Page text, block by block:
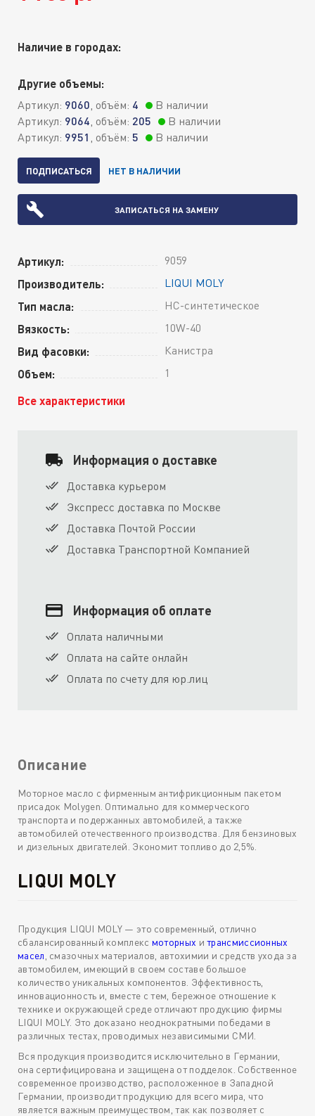
Наличие в городах:
Другие объемы:
Артикул: 9060, объём: 4
В наличии
Артикул: 9064, объём: 205
В наличии
Артикул: 9951 , объём: 5 В наличии
ПОДПИСАТЬСЯ НЕТ В НАЛИЧИИ
ЗАПИСАТЬСЯ НА ЗАМЕНУ
Артикул: 9059
Производитель: LIQUI MOLY
Тип масла: HC-синтетическое
Вязкость: 10W-40
Вид фасовки: Канистра
Объем: 1
Все характеристики
Информация о доставке
Доставка курьером
Экспресс доставка по Москве
Доставка Почтой России
Доставка Транспортной Компанией
Информация об оплате
Оплата наличными
Оплата на сайте онлайн
Оплата по счету для юр.лиц
Описание
Моторное масло с фирменным антифрикционным пакетом
присадок Molygen. Оптимально для коммерческого
транспорта и подержанных автомобилей, а также
автомобилей отечественного производства. Для бензиновых
и дизельных двигателей. Экономит топливо до 2,5%.
LIQUI MOLY
Продукция LIQUI MOLY — это современный, отлично
сбалансированный комплекс моторных итрансмиссионных
масел , смазочных материалов, автохимии и средств ухода за
автомобилем, имеющий в своем составе большое
количество уникальных компонентов. Эффективность,
инновационность и, вместе с тем, бережное отношение к
технике и окружающей среде отличают продукцию фирмы
LIQUI MOLY. Это доказано неоднократными победами в
различных тестах, проводимых независимыми СМИ.
Вся продукция производится исключительно в Германии,
она сертифицирована и защищена от подделок. Собственное
современное производство, расположенное в Западной
Германии, производит продукцию для всего мира, что
является важным преимуществом, так как позволяет с